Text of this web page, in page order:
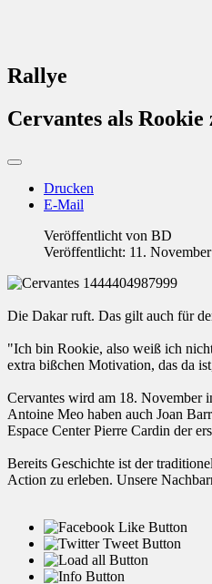
Rallye
Cervantes als
Drucken
E-Mail
Veröffentlicht von BD
Veröffentlicht: 11.
Die Dakar ruft. Das gilt auch für
"Ich bin Rookie, also weiß ich
extra bißchen Motivation, das da
Cervantes wird am 18. November
Antoine Meo haben auch Joan
Espace Center Pierre Cardin der
Bereits Geschichte ist der
Action zu erleben. Unsere